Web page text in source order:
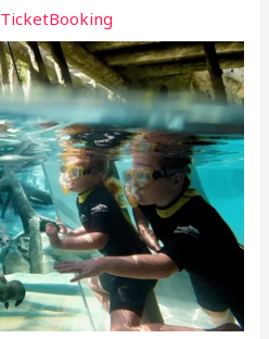
TicketBooking